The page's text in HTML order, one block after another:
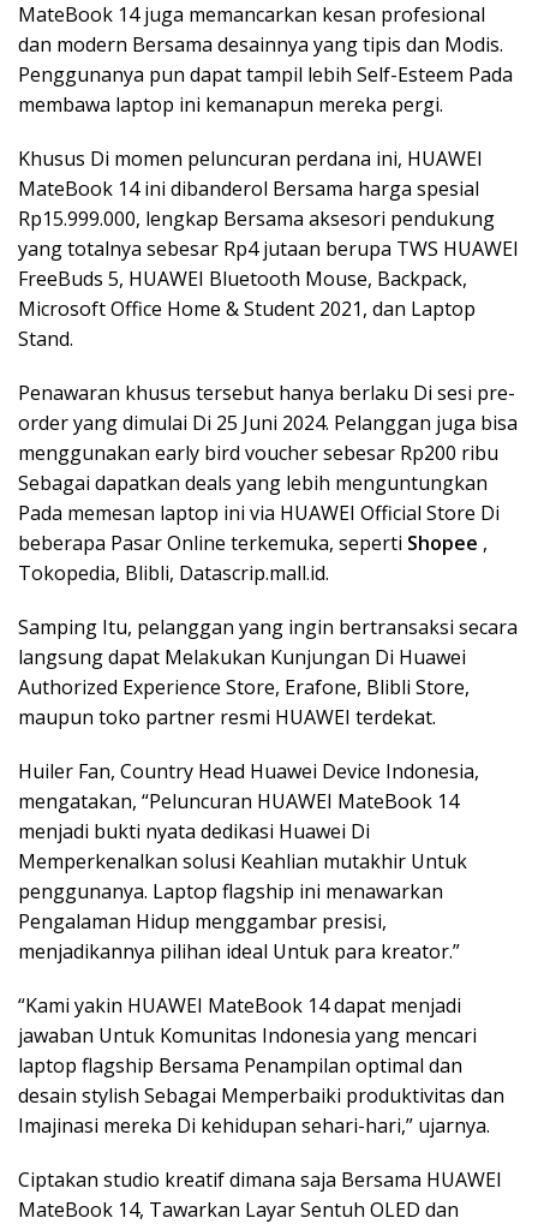
MateBook 14 juga memancarkan kesan profesional
dan modern Bersama desainnya yang tipis dan Modis.
Penggunanya pun dapat tampil lebih Self-Esteem Pada
membawa laptop ini kemanapun mereka pergi.
Khusus Di momen peluncuran perdana ini, HUAWEI
MateBook 14 ini dibanderol Bersama harga spesial
Rp15.999.000, lengkap Bersama aksesori pendukung
yang totalnya sebesar Rp4 jutaan berupa TWS HUAWEI
FreeBuds 5, HUAWEI Bluetooth Mouse, Backpack,
Microsoft Office Home & Student 2021, dan Laptop
Stand.
Penawaran khusus tersebut hanya berlaku Di sesi pre-
order yang dimulai Di 25 Juni 2024. Pelanggan juga bisa
menggunakan early bird voucher sebesar Rp200 ribu
Sebagai dapatkan deals yang lebih menguntungkan
Pada memesan laptop ini via HUAWEI Official Store Di
beberapa Pasar Online terkemuka, seperti Shopee ,
Tokopedia, Blibli, Datascrip.mall.id.
Samping Itu, pelanggan yang ingin bertransaksi secara
langsung dapat Melakukan Kunjungan Di Huawei
Authorized Experience Store, Erafone, Blibli Store,
maupun toko partner resmi HUAWEI terdekat.
Huiler Fan, Country Head Huawei Device Indonesia,
mengatakan, “Peluncuran HUAWEI MateBook 14
menjadi bukti nyata dedikasi Huawei Di
Memperkenalkan solusi Keahlian mutakhir Untuk
penggunanya. Laptop flagship ini menawarkan
Pengalaman Hidup menggambar presisi,
menjadikannya pilihan ideal Untuk para kreator.”
“Kami yakin HUAWEI MateBook 14 dapat menjadi
jawaban Untuk Komunitas Indonesia yang mencari
laptop flagship Bersama Penampilan optimal dan
desain stylish Sebagai Memperbaiki produktivitas dan
Imajinasi mereka Di kehidupan sehari-hari,” ujarnya.
Ciptakan studio kreatif dimana saja Bersama HUAWEI
MateBook 14, Tawarkan Layar Sentuh OLED dan